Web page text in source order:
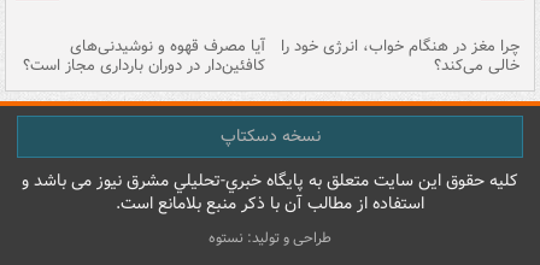
چرا مغز در هنگام خواب، انرژی خود را
خالی می‌کند؟
آیا مصرف قهوه و نوشیدنی‌های
کافئین‌دار در دوران بارداری مجاز است؟
نسخه دسکتاپ
کليه حقوق اين سايت متعلق به پایگاه خبري-تحليلي مشرق نيوز می باشد و
استفاده از مطالب آن با ذکر منبع بلامانع است.
طراحی و تولید: نستوه